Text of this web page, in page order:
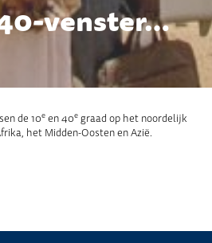
venster…
de 10een 40egraad op het noordelijk
het Midden-Oosten en Azië.